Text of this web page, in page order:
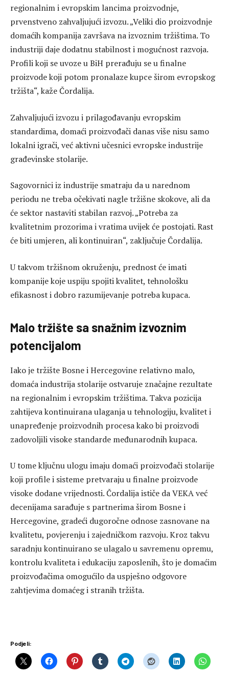
regionalnim i evropskim lancima proizvodnje,
prvenstveno zahvaljujući izvozu. „Veliki dio proizvodnje
domaćih kompanija završava na izvoznim tržištima. To
industriji daje dodatnu stabilnost i mogućnost razvoja.
Profili koji se uvoze u BiH prerađuju se u finalne
proizvode koji potom pronalaze kupce širom evropskog
tržišta“, kaže Čordalija.
Zahvaljujući izvozu i prilagođavanju evropskim
standardima, domaći proizvođači danas više nisu samo
lokalni igrači, već aktivni učesnici evropske industrije
građevinske stolarije.
Sagovornici iz industrije smatraju da u narednom
periodu ne treba očekivati nagle tržišne skokove, ali da
će sektor nastaviti stabilan razvoj. „Potreba za
kvalitetnim prozorima i vratima uvijek će postojati. Rast
će biti umjeren, ali kontinuiran“, zaključuje Čordalija.
U takvom tržišnom okruženju, prednost će imati
kompanije koje uspiju spojiti kvalitet, tehnološku
efikasnost i dobro razumijevanje potreba kupaca.
Malo tržište sa snažnim izvoznim
potencijalom
Iako je tržište Bosne i Hercegovine relativno malo,
domaća industrija stolarije ostvaruje značajne rezultate
na regionalnim i evropskim tržištima. Takva pozicija
zahtijeva kontinuirana ulaganja u tehnologiju, kvalitet i
unapređenje proizvodnih procesa kako bi proizvodi
zadovoljili visoke standarde međunarodnih kupaca.
U tome ključnu ulogu imaju domaći proizvođači stolarije
koji profile i sisteme pretvaraju u finalne proizvode
visoke dodane vrijednosti. Čordalija ističe da VEKA već
decenijama sarađuje s partnerima širom Bosne i
Hercegovine, gradeći dugoročne odnose zasnovane na
kvalitetu, povjerenju i zajedničkom razvoju. Kroz takvu
saradnju kontinuirano se ulagalo u savremenu opremu,
kontrolu kvaliteta i edukaciju zaposlenih, što je domaćim
proizvođačima omogućilo da uspješno odgovore
zahtjevima domaćeg i stranih tržišta.
Podjeli: